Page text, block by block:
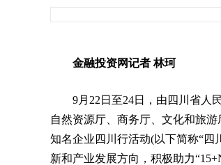
金融投资网记者 林珂
9月22日至24日，由四川省人
自然资源厅、商务厅、文化和旅
知名企业四川行活动(以下简称“四
新和产业发展方向，积极助力